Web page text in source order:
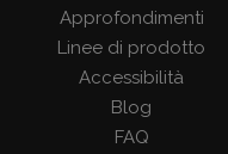
Approfondimenti
Linee di prodotto
Accessibilità
Blog
FAQ